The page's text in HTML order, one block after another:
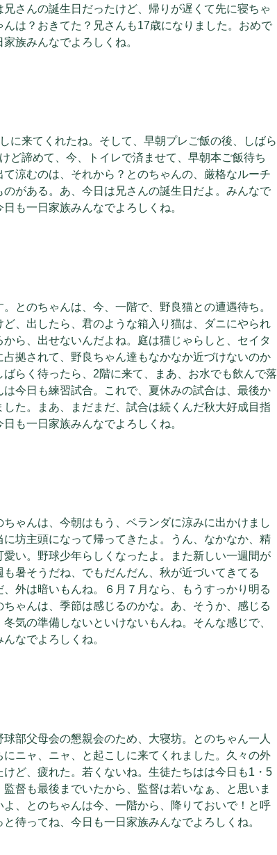
兄さんの誕生日だったけど、帰りが遅くて先に寝ちゃ
んは？おきてた？兄さんも17歳になりました。おめで
族みんなでよろしくね。
に来てくれたね。そして、早朝プレご飯の後、しばら
ど諦めて、今、トイレで済ませて、早朝本ご飯待ち
て涼むのは、それから？とのちゃんの、厳格なルーチ
のがある。あ、今日は兄さんの誕生日だよ。みんなで
も一日家族みんなでよろしくね。
とのちゃんは、今、一階で、野良猫との遭遇待ち。
ど、出したら、君のような箱入り猫は、ダニにやられ
から、出せないんだよね。庭は猫じゃらしと、セイタ
占拠されて、野良ちゃん達もなかなか近づけないのか
ばらく待ったら、2階に来て、まあ、お水でも飲んで落
は今日も練習試合。これで、夏休みの試合は、最後か
した。まあ、まだまだ、試合は続くんだ秋大好成目指
も一日家族みんなでよろしくね。
ゃんは、今朝はもう、ベランダに涼みに出かけまし
に坊主頭になって帰ってきたよ。うん、なかなか、精
愛い。野球少年らしくなったよ。また新しい一週間が
暑そうだね、でもだんだん、秋が近づいてきてる
、外は暗いもんね。６月７月なら、もうすっかり明る
ゃんは、季節は感じるのかな。あ、そうか、感じる
気の準備しないといけないもんね。そんな感じで、
なでよろしくね。
部父母会の懇親会のため、大寝坊。とのちゃん一人
にニャ、ニャ、と起こしに来てくれました。久々の外
けど、疲れた。若くないね。生徒たちはは今日も1・5
督も最後までいたから、監督は若いなぁ、と思いま
よ、とのちゃんは今、一階から、降りておいで！と呼
待ってね、今日も一日家族みんなでよろしくね。